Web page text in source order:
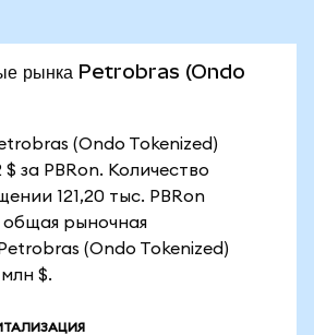
рынка Petrobras (Ondo
(Ondo Tokenized)
$ за PBRon. Количество
121,20 тыс. PBRon
общая рыночная
(Ondo Tokenized)
$.